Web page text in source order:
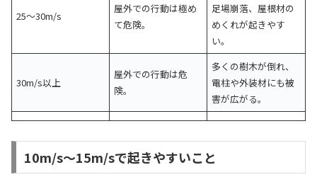
25〜30m/s
屋外での行動は極め
て危険。
足場崩落、屋根材の
めくれが起きやす
い。
30m/s以上
屋外での行動は危
険。
多くの樹木が倒れ、
電柱や外装材にも被
害が広がる。
10m/s〜15m/sで起きやすいこと